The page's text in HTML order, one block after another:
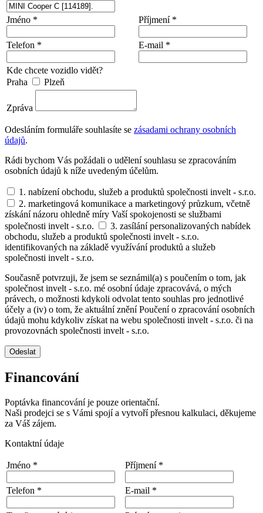
Jméno * Příjmení *
Telefon * E-mail *
Kde chcete vozidlo vidět?
Praha
Plzeň
Zpráva
Odesláním formuláře souhlasíte se zásadami ochrany osobních
údajů.
Rádi bychom Vás požádali o udělení souhlasu se zpracováním
osobních údajů k níže uvedeným účelům.
1. nabízení obchodu, služeb a produktů společnosti invelt - s.r.o.
2. marketingová komunikace a marketingový průzkum, včetně
získání názoru ohledně míry Vaší spokojenosti se službami
společnosti invelt - s.r.o.
3. zasílání personalizovaných nabídek
obchodu, služeb a produktů společnosti invelt - s.r.o.
identifikovaných na základě využívání produktů a služeb
společnosti invelt - s.r.o.
Současně potvrzuji, že jsem se seznámil(a) s poučením o tom, jak
společnost invelt - s.r.o. mé osobní údaje zpracovává, o mých
právech, o možnosti kdykoli odvolat tento souhlas pro jednotlivé
účely a (iv) o tom, že aktuální znění Poučení o zpracování osobních
údajů mohu kdykoliv získat na webu společnosti invelt - s.r.o. či na
provozovnách společnosti invelt - s.r.o.
Odeslat
Financování
Poptávka financování je pouze orientační.
Naši prodejci se s Vámi spojí a vytvoří přesnou kalkulaci, děkujeme
za Váš zájem.
Kontaktní údaje
Jméno * Příjmení *
Telefon * E-mail *